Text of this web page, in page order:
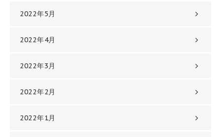
2022年5月
2022年4月
2022年3月
2022年2月
2022年1月